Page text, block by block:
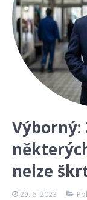
Výborný:
nelze
29. 6. 2023